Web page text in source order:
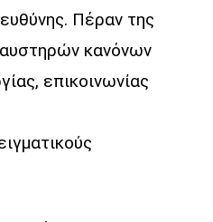
Πέραν της
κανόνων
επικοινωνίας